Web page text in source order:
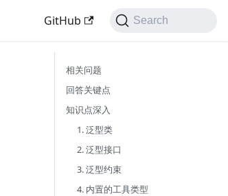
GitHub Search
相关问题
回答关键点
知识点深入
1. 泛型类
2. 泛型接口
3. 泛型约束
4. 内置的工具类型